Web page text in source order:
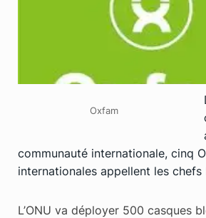
Oxfam
communauté internationale, cinq
internationales appellent les chefs
L’ONU va déployer 500 casques